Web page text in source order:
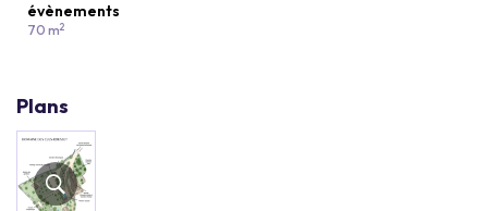
évènements
70 m2
Plans